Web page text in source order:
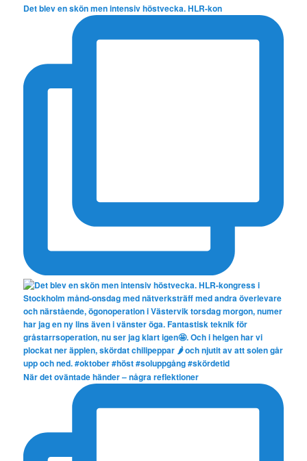
Det blev en skön men intensiv höstvecka. HLR-kon
När det oväntade händer – några reflektioner